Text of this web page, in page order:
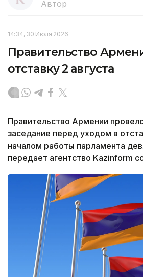
Автор
14:34, 30 Июля 2026
Правительство
отставку 2 августа
Правительство Армении
заседание перед уходом в
началом работы парламента
передает агентство Kazinform